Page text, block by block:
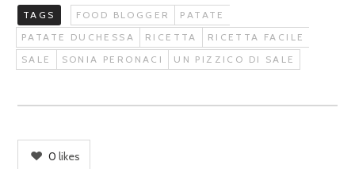
TAGS FOOD BLOGGER
PATATE
PATATE DUCHESSA
RICETTA
RICETTA FACILE
SALE
SONIA PERONACI UN PIZZICO DI SALE
0 likes